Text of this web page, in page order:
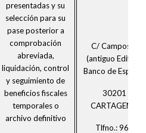
presentadas y su
selección para su
pase posterior a
comprobación
abreviada,
liquidación, control
y seguimiento de
beneficios fiscales
temporales o
archivo definitivo
C/ Campos 4
(antiguo Edificio
Banco de España)
30201
CARTAGENA
Tlfno.: 968